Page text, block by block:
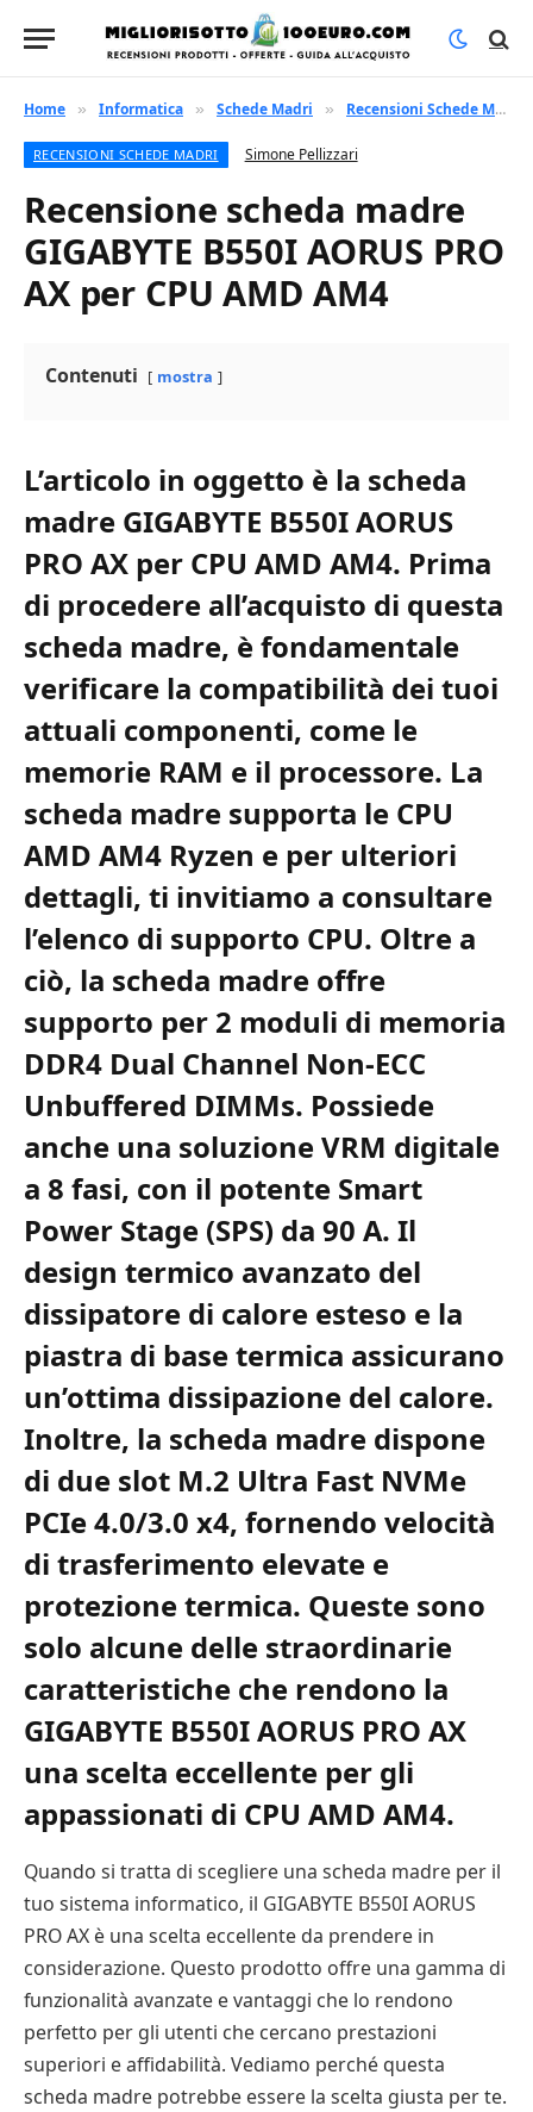
Home » Informatica » Schede Madri » Recensioni Schede Madri
RECENSIONI SCHEDE MADRI Simone Pellizzari
Recensione scheda madre
GIGABYTE B550I AORUS PRO
AX per CPU AMD AM4
Contenuti mostra
L’articolo in oggetto è la scheda
madre GIGABYTE B550I AORUS
PRO AX per CPU AMD AM4. Prima
di procedere all’acquisto di questa
scheda madre, è fondamentale
verificare la compatibilità dei tuoi
attuali componenti, come le
memorie RAM e il processore. La
scheda madre supporta le CPU
AMD AM4 Ryzen e per ulteriori
dettagli, ti invitiamo a consultare
l’elenco di supporto CPU. Oltre a
ciò, la scheda madre offre
supporto per 2 moduli di memoria
DDR4 Dual Channel Non-ECC
Unbuffered DIMMs. Possiede
anche una soluzione VRM digitale
a 8 fasi, con il potente Smart
Power Stage (SPS) da 90 A. Il
design termico avanzato del
dissipatore di calore esteso e la
piastra di base termica assicurano
un’ottima dissipazione del calore.
Inoltre, la scheda madre dispone
di due slot M.2 Ultra Fast NVMe
PCIe 4.0/3.0 x4, fornendo velocità
di trasferimento elevate e
protezione termica. Queste sono
solo alcune delle straordinarie
caratteristiche che rendono la
GIGABYTE B550I AORUS PRO AX
una scelta eccellente per gli
appassionati di CPU AMD AM4.
Quando si tratta di scegliere una scheda madre per il
tuo sistema informatico, il GIGABYTE B550I AORUS
PRO AX è una scelta eccellente da prendere in
considerazione. Questo prodotto offre una gamma di
funzionalità avanzate e vantaggi che lo rendono
perfetto per gli utenti che cercano prestazioni
superiori e affidabilità. Vediamo perché questa
scheda madre potrebbe essere la scelta giusta per te.